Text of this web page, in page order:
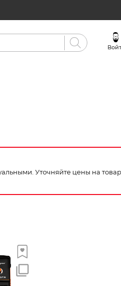
Уточняйте цены на